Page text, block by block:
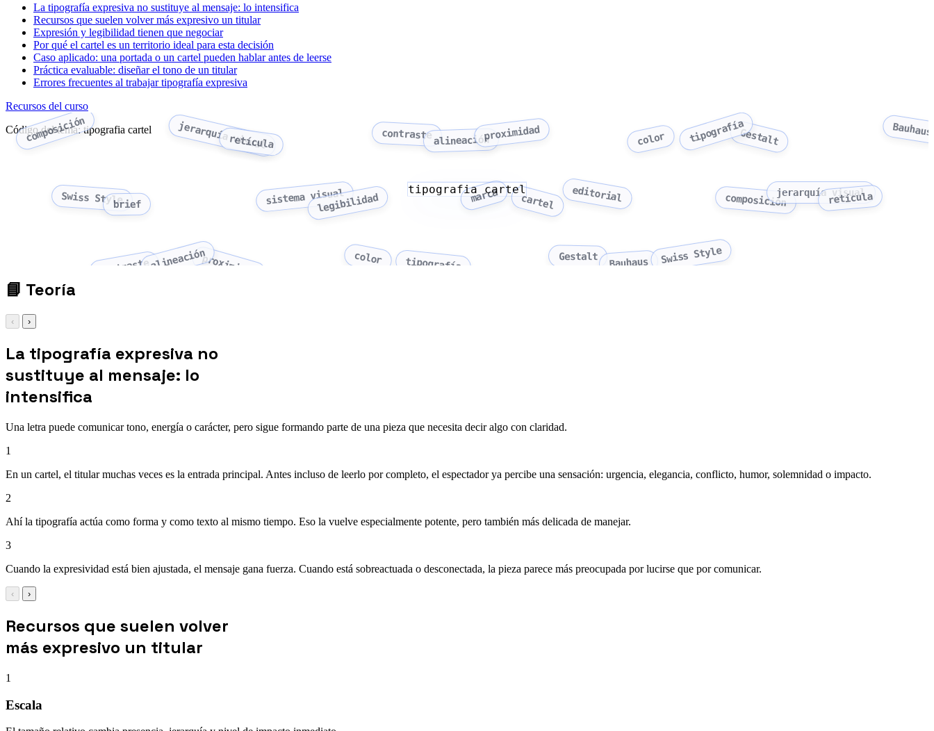
La tipografía expresiva no sustituye al mensaje: lo intensifica
Recursos que suelen volver más expresivo un titular
Expresión y legibilidad tienen que negociar
Por qué el cartel es un territorio ideal para esta decisión
Caso aplicado: una portada o un cartel pueden hablar antes de leerse
Práctica evaluable: diseñar el tono de un titular
Errores frecuentes al trabajar tipografía expresiva
Recursos del curso
Código del tema: tipografia cartel
composición jerarquía visual
retícula contrastealineaciónproximidad color tipografíaGestalt Bauhaus
Swiss Stylebrief sistema visuallegibilidad marca cartel editorial composiciónjerarquía visual
retícula
contrastealineaciónproximidad color tipografía Gestalt Bauhaus Swiss Style
tipografia cartel
📘 Teoría
‹ ›
La tipografía expresiva no
sustituye al mensaje: lo
intensifica
Una letra puede comunicar tono, energía o carácter, pero sigue formando parte de una pieza que necesita decir algo con claridad.
1
En un cartel, el titular muchas veces es la entrada principal. Antes incluso de leerlo por completo, el espectador ya percibe una sensación: urgencia, elegancia, conflicto, humor, solemnidad o impacto.
2
Ahí la tipografía actúa como forma y como texto al mismo tiempo. Eso la vuelve especialmente potente, pero también más delicada de manejar.
3
Cuando la expresividad está bien ajustada, el mensaje gana fuerza. Cuando está sobreactuada o desconectada, la pieza parece más preocupada por lucirse que por comunicar.
‹ ›
Recursos que suelen volver
más expresivo un titular
1
Escala